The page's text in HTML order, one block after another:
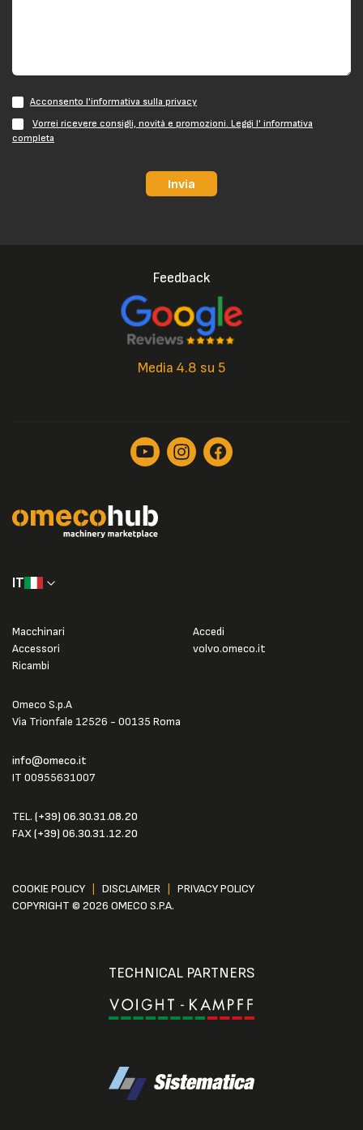
Acconsento l'informativa sulla privacy
Vorrei ricevere consigli, novità e promozioni. Leggi l' informativa
completa
Invia
Feedback
Media 4.8 su 5
IT
Omeco S.p.A
Via Trionfale 12526 - 00135 Roma
info@omeco.it
IT 00955631007
TEL. (+39) 06.30.31.08.20
FAX(+39) 06.30.31.12.20
Macchinari
Accessori
Ricambi
Accedi
volvo.omeco.it
COOKIE POLICY DISCLAIMER
PRIVACY POLICY
COPYRIGHT © 2026 OMECO S.P.A.
TECHNICAL PARTNERS